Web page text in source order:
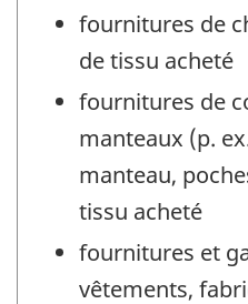
fournitures de
de tissu acheté
fournitures de
manteaux (p.
manteau,
tissu acheté
fournitures et
vêtements,